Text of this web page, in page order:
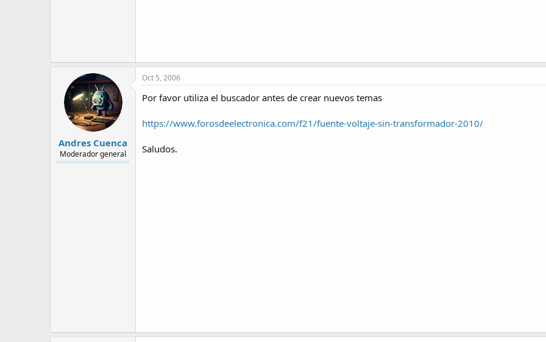
Andres Cuenca
Moderador general
Oct 5, 2006
Por favor utiliza el buscador antes de crear nuevos temas
https://www.forosdeelectronica.com/f21/fuente-voltaje-sin-transformador-2010/
Saludos.